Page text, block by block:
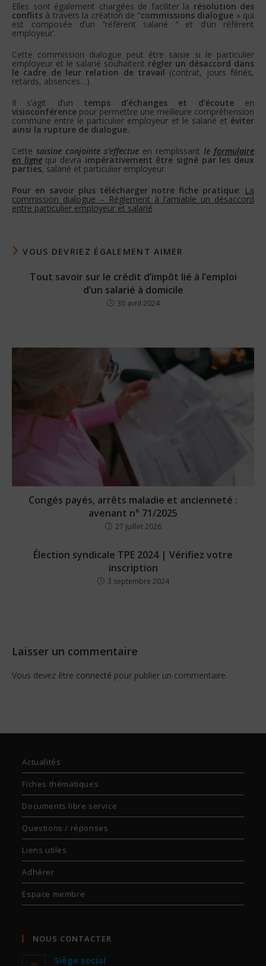
Elles sont également chargées de faciliter la résolution des
conflits à travers la création de “commissions dialogue » qui
est composée d’un ‘’référent salarié ‘’ et d’un référent
employeur’.
Cette commission dialogue peut être saisie si le particulier
employeur et le salarié souhaitent régler un désaccord dans
le cadre de leur relation de travail (contrat, jours fériés,
retards, absences…).
Il s’agit d’un temps d’échanges et d’écoute en
visioconférence pour permettre une meilleure compréhension
commune entre le particulier employeur et le salarié et éviter
ainsi la rupture de dialogue.
Cette saisine conjointe s’effectue en remplissant le formulaire
en lignequi devra impérativement être signé par les deux
parties, salarié et particulier employeur.
Pour en savoir plus télécharger notre fiche pratique: La
commission dialogue – Réglement à l’amiable un désaccord
entre particulier employeur et salarié
VOUS DEVRIEZ ÉGALEMENT AIMER
Tout savoir sur le crédit d’impôt lié à l’emploi
d’un salarié à domicile
30 avril 2024
Congés payés, arrêts maladie et ancienneté :
avenant n° 71/2025
27 juillet 2026
Élection syndicale TPE 2024 | Vérifiez votre
inscription
3 septembre 2024
Laisser un commentaire
Vous devez être connecté pour publier un commentaire.
Actualités
Fiches thématiques
Documents libre service
Questions / réponses
Liens utiles
Adhérer
Espace membre
NOUS CONTACTER
Siège social